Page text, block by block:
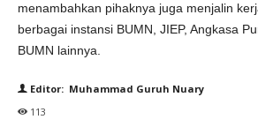
menambahkan pihaknya juga menjalin
berbagai instansi BUMN, JIEP, Angkasa
BUMN lainnya.
Editor: Muhammad Guruh Nuary
113